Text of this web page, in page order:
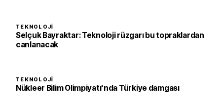
TEKNOLOJI
Selçuk Bayraktar: Teknoloji rüzgarı bu topraklardan
canlanacak
TEKNOLOJI
Nükleer Bilim Olimpiyatı'nda Türkiye damgası